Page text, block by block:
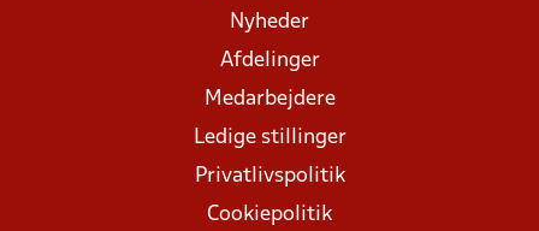
Nyheder
Afdelinger
Medarbejdere
Ledige stillinger
Privatlivspolitik
Cookiepolitik